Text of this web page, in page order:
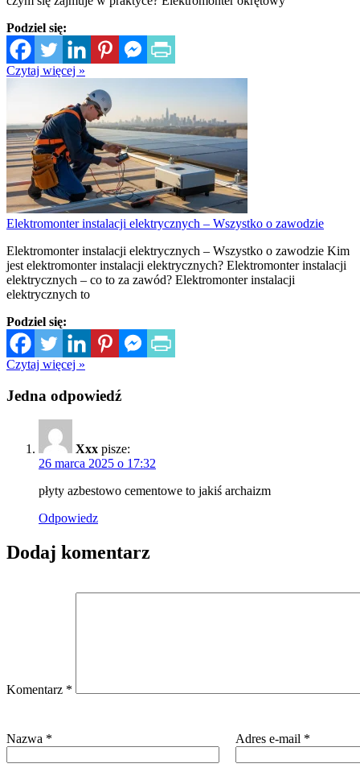
Podziel się:
Czytaj więcej »
Elektromonter instalacji elektrycznych – Wszystko o zawodzie
Elektromonter instalacji elektrycznych – Wszystko o zawodzie Kim
jest elektromonter instalacji elektrycznych? Elektromonter instalacji
elektrycznych – co to za zawód? Elektromonter instalacji
elektrycznych to
Podziel się:
Czytaj więcej »
Jedna odpowiedź
Xxx pisze:
26 marca 2025 o 17:32
płyty azbestowo cementowe to jakiś archaizm
Odpowiedz
Dodaj komentarz
Komentarz *
Nazwa * Adres e-mail *